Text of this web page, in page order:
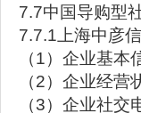
7.7中国导购型
7.7.1上海中彦
（1）企业基本
（2）企业经营
（3）企业社交